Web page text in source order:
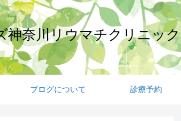
神奈川リウマチクリニック
ブログについて 診療予約